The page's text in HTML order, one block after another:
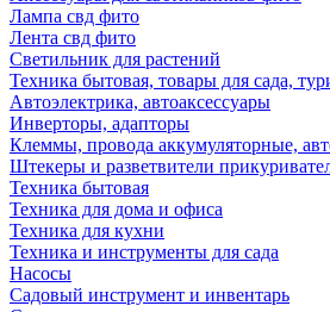
Лампа свд фито
Лента свд фито
Светильник для растений
Техника бытовая, товары для сада,
Автоэлектрика, автоаксессуары
Инверторы, адапторы
Клеммы, провода аккумуляторные,
Штекеры и разветвители
Техника бытовая
Техника для дома и офиса
Техника для кухни
Техника и инструменты для сада
Насосы
Садовый инструмент и инвентарь